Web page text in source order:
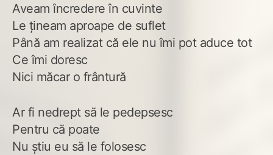
Aveam încredere în cuvinte
Le țineam aproape de suflet
Până am realizat că ele nu îmi pot aduce tot
Ce îmi doresc
Nici măcar o frântură
Ar fi nedrept să le pedepsesc
Pentru că poate
Nu știu eu să le folosesc